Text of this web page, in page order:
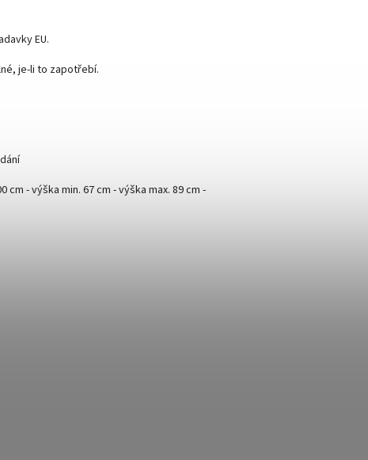
EU.
je-li to zapotřebí.
- výška min. 67 cm - výška max. 89 cm -